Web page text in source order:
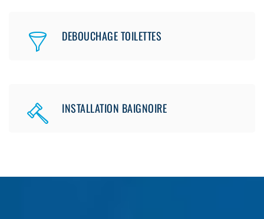
DEBOUCHAGE TOILETTES
INSTALLATION BAIGNOIRE